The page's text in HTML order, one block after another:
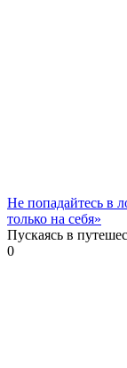
Не попадайтесь в
только на себя»
Пускаясь в
0